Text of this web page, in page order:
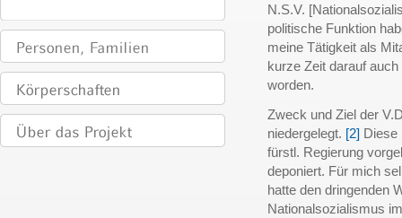
N.S.V.
politische Funktion
meine Tätigkeit als
kurze Zeit darauf
worden.
Zweck und Ziel der
niedergelegt. [2] Diese
fürstl. Regierung
deponiert. Für mich
hatte den dringenden
Nationalsozialismus